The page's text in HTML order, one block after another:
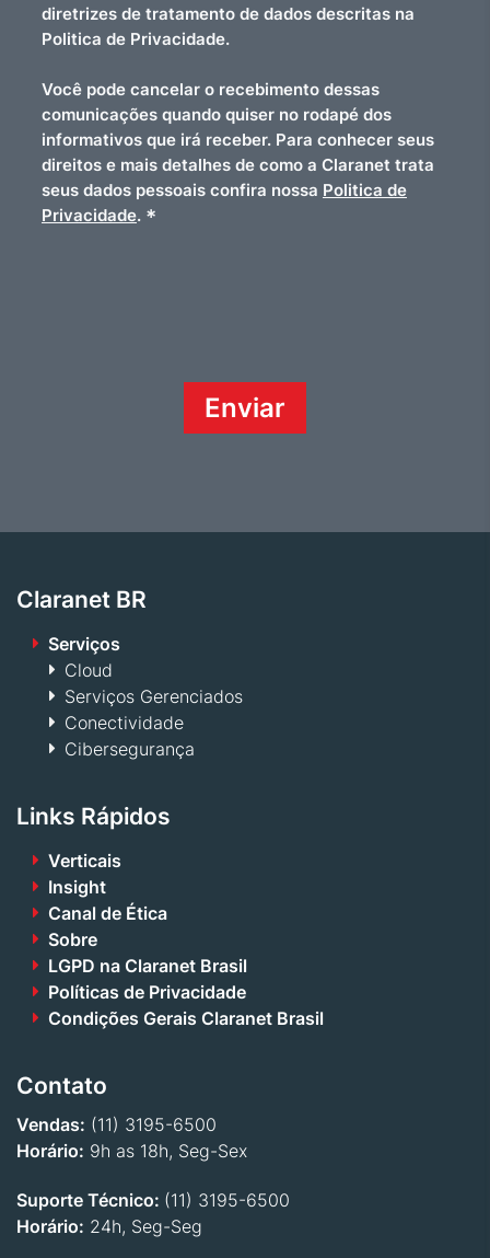
diretrizes de tratamento de dados descritas na
Politica de Privacidade.
Você pode cancelar o recebimento dessas
comunicações quando quiser no rodapé dos
informativos que irá receber. Para conhecer seus
direitos e mais detalhes de como a Claranet trata
seus dados pessoais confira nossa Politica de
Privacidade. *
Claranet BR
Serviços
Cloud
Serviços Gerenciados
Conectividade
Cibersegurança
Links Rápidos
Verticais
Insight
Canal de Ética
Sobre
LGPD na Claranet Brasil
Políticas de Privacidade
Condições Gerais Claranet Brasil
Contato
Vendas: (11) 3195-6500
Horário: 9h as 18h, Seg-Sex
Suporte Técnico: (11) 3195-6500
Horário: 24h, Seg-Seg